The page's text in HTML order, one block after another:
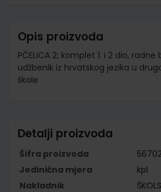
Opis proizvoda
PČELICA 2; komplet 1. i 2 dio,
udžbenik iz hrvatskog jezika u
škole
Detalji proizvoda
Šifra proizvoda
Jedinična mjera
kpl
Nakladnik